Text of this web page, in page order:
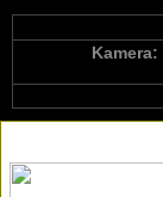
Kamera: